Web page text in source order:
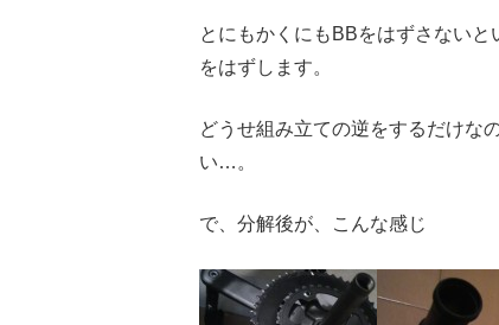
とにもかくにもBBをはずさない
をはずします。
どうせ組み立ての逆をするだけな
い…。
で、分解後が、こんな感じ